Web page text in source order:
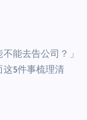
能去告公司？」
5件事梳理清